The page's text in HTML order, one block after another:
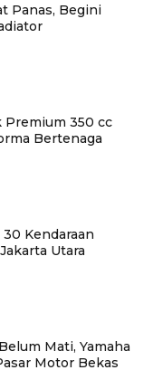
Panas, Begini
Premium 350 cc
Bertenaga
Kendaraan
Utara
Mati, Yamaha
Motor Bekas